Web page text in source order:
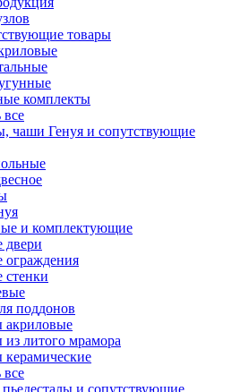
товары
комплекты
все
чаши Генуя и сопутствующие
и комплектующие
двери
поддонов
литого мрамора
все
и сопутствующие